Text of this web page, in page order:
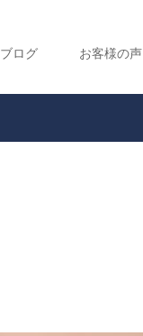
ブログ お客様の声